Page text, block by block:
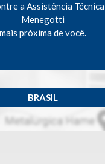
a Assistência Técnica
Menegotti
mais próxima de você.
BRASIL